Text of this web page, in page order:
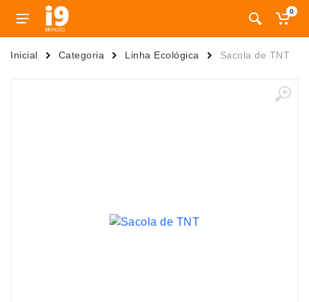
0
Inicial Categoria Linha Ecológica Sacola de TNT